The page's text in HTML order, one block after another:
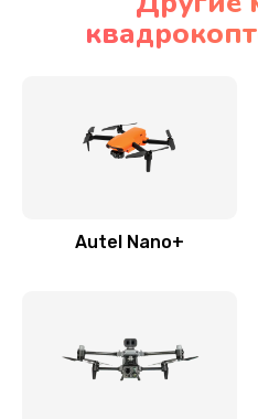
Autel Nano+